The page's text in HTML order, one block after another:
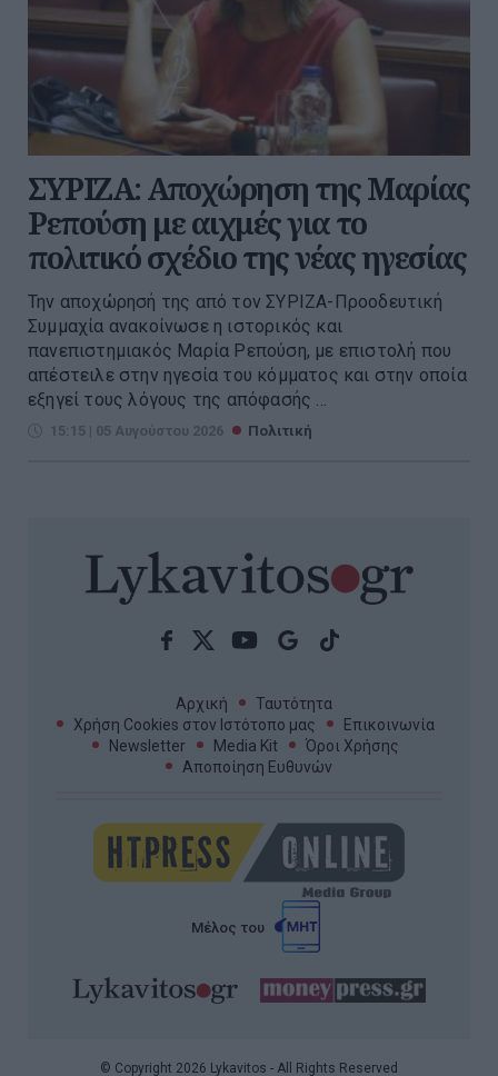
ΣΥΡΙΖΑ: Αποχώρηση της Μαρίας
Ρεπούση με αιχμές για το
πολιτικό σχέδιο της νέας ηγεσίας
Την αποχώρησή της από τον ΣΥΡΙΖΑ-Προοδευτική
Συμμαχία ανακοίνωσε η ιστορικός και
πανεπιστημιακός Μαρία Ρεπούση, με επιστολή που
απέστειλε στην ηγεσία του κόμματος και στην οποία
εξηγεί τους λόγους της απόφασής ...
15:15 | 05 Αυγούστου 2026 Πολιτική
Αρχική
Ταυτότητα
Χρήση Cookies στον Ιστότοπο μας
Επικοινωνία
Newsletter
Media Kit
Όροι Χρήσης
Αποποίηση Ευθυνών
Μέλος του
© Copyright 2026 Lykavitos - All Rights Reserved